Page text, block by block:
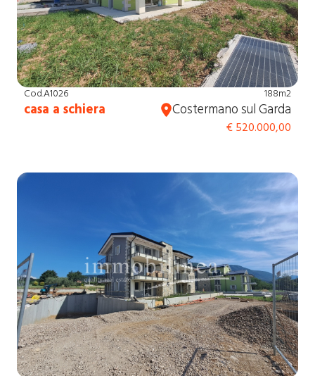
Cod.A1026
casa a schiera
188m2
Costermano sul Garda
€ 520.000,00